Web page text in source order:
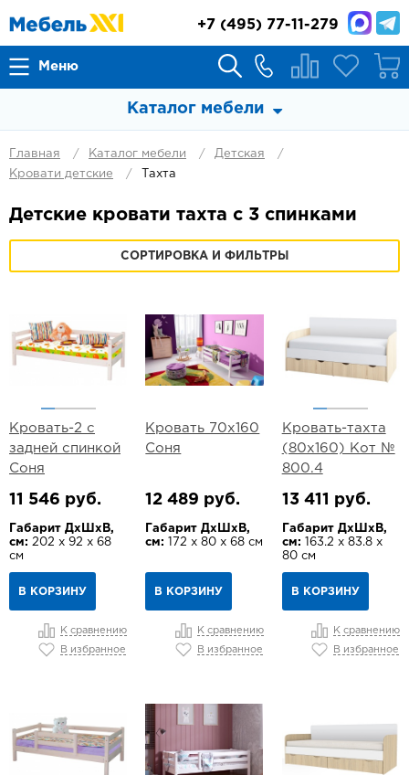
Меню
+7 (495) 77-11-279
Каталог мебели
Главная Каталог мебели
Детская
Кровати детские
Тахта
Детские кровати тахта с 3 спинками
СОРТИРОВКА И ФИЛЬТРЫ
Кровать-2 с
задней спинкой
Соня
11 546 руб.
Габарит ДхШхВ,
см: 202 х 92 х 68
см
В КОРЗИНУ
К сравнению
В избранное
Кровать 70х160
Соня
12 489 руб.
Габарит ДхШхВ,
см:
172 х 80 х 68 см
В КОРЗИНУ
К сравнению
В избранное
Кровать-тахта
(80х160) Кот №
800.4
13 411 руб.
Габарит ДхШхВ,
см: 163.2 х 83.8 х
80 см
В КОРЗИНУ
К сравнению
В избранное